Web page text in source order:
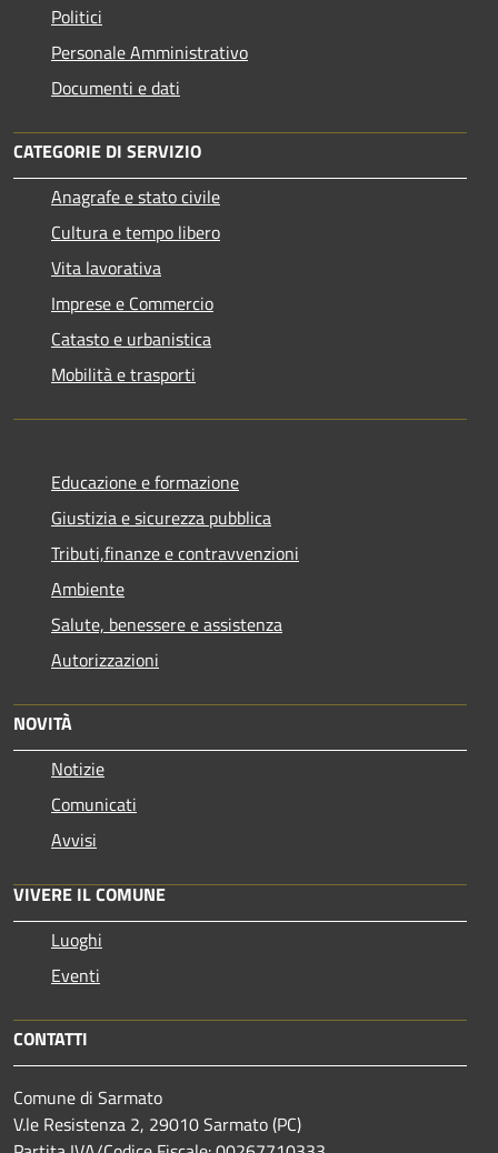
Politici
Personale Amministrativo
Documenti e dati
CATEGORIE DI SERVIZIO
Anagrafe e stato civile
Cultura e tempo libero
Vita lavorativa
Imprese e Commercio
Catasto e urbanistica
Mobilità e trasporti
Educazione e formazione
Giustizia e sicurezza pubblica
Tributi,finanze e contravvenzioni
Ambiente
Salute, benessere e assistenza
Autorizzazioni
NOVITÀ
Notizie
Comunicati
Avvisi
VIVERE IL COMUNE
Luoghi
Eventi
CONTATTI
Comune di Sarmato
V.le Resistenza 2, 29010 Sarmato (PC)